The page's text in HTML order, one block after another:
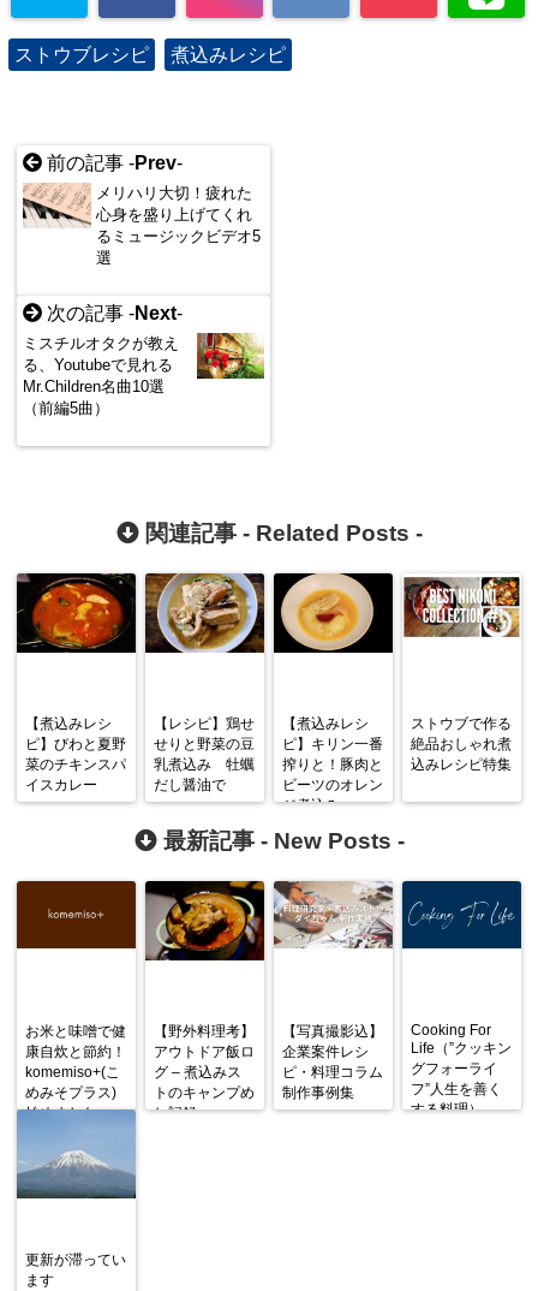
ストウブレシピ 煮込みレシピ
前の記事 -Prev-
メリハリ大切！疲れた
心身を盛り上げてくれ
るミュージックビデオ5
選
次の記事 -Next-
ミスチルオタクが教え
る、Youtubeで見れる
Mr.Children名曲10選
（前編5曲）
関連記事 - Related Posts -
【煮込みレシ
ピ】びわと夏野
菜のチキンスパ
イスカレー
【レシピ】鶏せ
せりと野菜の豆
乳煮込み 牡蠣
だし醤油で
【煮込みレシ
ピ】キリン一番
搾りと！豚肉と
ビーツのオレン
ジ煮込み
ストウブで作る
絶品おしゃれ煮
込みレシピ特集
最新記事 - New Posts -
お米と味噌で健
康自炊と節約！
komemiso+(こ
めみそプラス)
始めました
【野外料理考】
アウトドア飯ロ
グ – 煮込みス
トのキャンプめ
し記録
【写真撮影込】
企業案件レシ
ピ・料理コラム
制作事例集
Cooking For
Life（”クッキン
グフォーライ
フ”人生を善く
する料理）
更新が滞ってい
ます